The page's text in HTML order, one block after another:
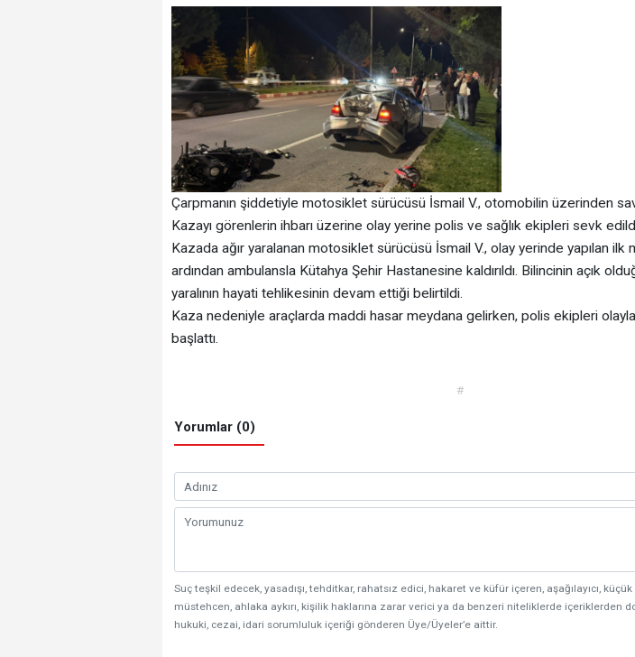
Çarpmanın şiddetiyle motosiklet sürücüsü İsmail V., otomobilin üzerinden
Kazayı görenlerin ihbarı üzerine olay yerine polis ve sağlık ekipleri sevk
Kazada ağır yaralanan motosiklet sürücüsü İsmail V., olay yerinde yapılan ilk
ardından ambulansla Kütahya Şehir Hastanesine kaldırıldı. Bilincinin açık
yaralının hayati tehlikesinin devam ettiği belirtildi.
Kaza nedeniyle araçlarda maddi hasar meydana gelirken, polis ekipleri
başlattı.
#
Yorumlar (0)
Suç teşkil edecek, yasadışı, tehditkar, rahatsız edici, hakaret ve küfür içeren, aşağılayıcı, küçük
müstehcen, ahlaka aykırı, kişilik haklarına zarar verici ya da benzeri niteliklerde içeriklerden
hukuki, cezai, idari sorumluluk içeriği gönderen Üye/Üyeler’e aittir.